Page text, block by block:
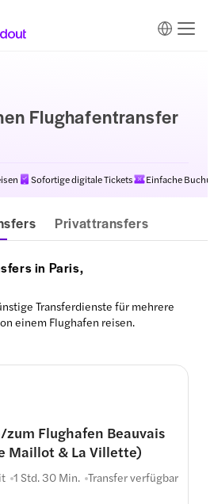
Flughafentransfer
Sofortige digitale Tickets Einfache
Privattransfers
in Paris,
Transferdienste für mehrere
einem Flughafen reisen.
Flughafen Beauvais
Maillot & La Villette)
1 Std. 30 Min. Transfer verfügbar